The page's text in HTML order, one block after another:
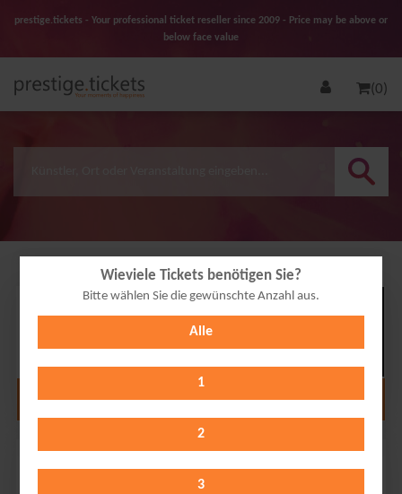
prestige.tickets - Your professional ticket reseller since 2009 - Price may be above or
below face value
(0)
Wieviele Tickets benötigen Sie?
Bitte wählen Sie die gewünschte Anzahl aus.
Alle
1
2
3
04
Alle Termine anzeigen